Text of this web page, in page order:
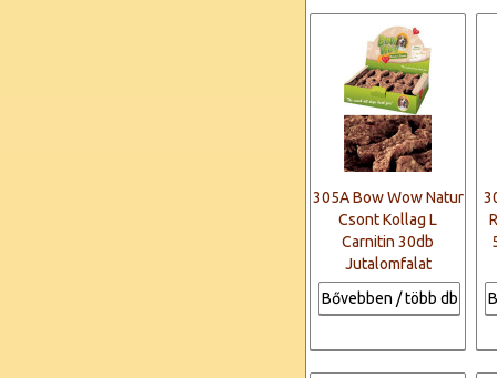
305A Bow Wow Natur
Csont Kollag L
Carnitin 30db
Jutalomfalat
Bővebben / több db